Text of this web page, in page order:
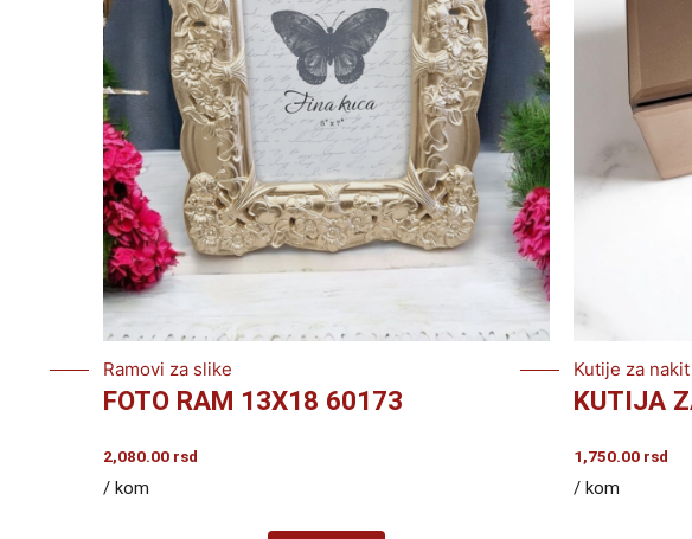
Ramovi za slike
FOTO RAM 13X18 60173
2,080.00 rsd
/ kom
Kutije za
KUTIJA
1,750.00rsd
/ kom